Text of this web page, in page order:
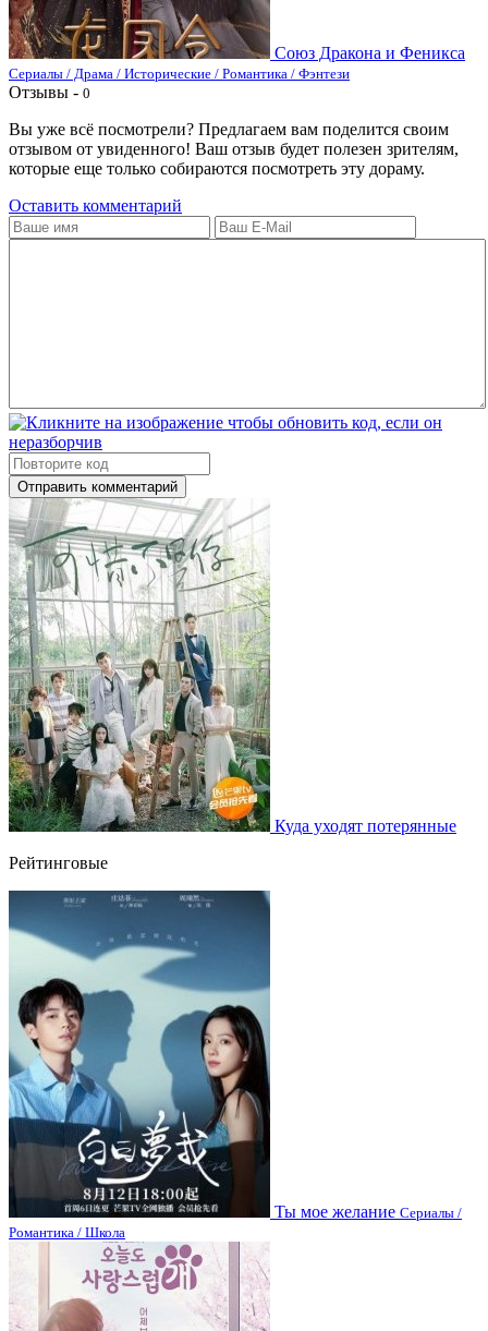
Союз Дракона и Феникса
Сериалы / Драма / Исторические / Романтика / Фэнтези
Отзывы - 0
Вы уже всё посмотрели? Предлагаем вам поделится своим
отзывом от увиденного! Ваш отзыв будет полезен зрителям,
которые еще только собираются посмотреть эту дораму.
Оставить комментарий
Отправить комментарий
Куда уходят потерянные
Рейтинговые
Ты мое желание Сериалы /
Романтика / Школа